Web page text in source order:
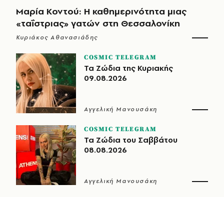
Μαρία Κοντού: Η καθημερινότητα μιας
«ταΐστριας» γατών στη Θεσσαλονίκη
Κυριάκος Αθανασιάδης
COSMIC TELEGRAM
Τα Ζώδια της Κυριακής
09.08.2026
Αγγελική Μανουσάκη
COSMIC TELEGRAM
Τα Ζώδια του Σαββάτου
08.08.2026
Αγγελική Μανουσάκη